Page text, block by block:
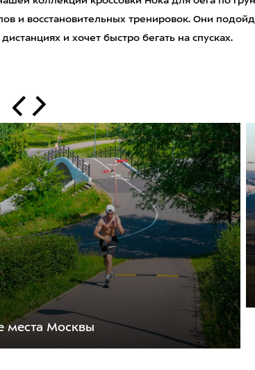
и восстановительных тренировок. Они
и хочет быстро бегать на спусках.
места Москвы